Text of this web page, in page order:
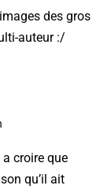
des gros
auteur :/
croire que
qu’il ait